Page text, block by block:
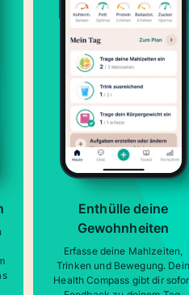
Enthülle deine
Gewohnheiten
Erfasse deine Mahlzeiten,
Trinken und Bewegung. Dein
Health Compass gibt dir